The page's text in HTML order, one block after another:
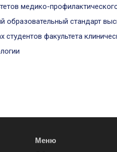
медико-
стандарт
студентов факультета
Меню